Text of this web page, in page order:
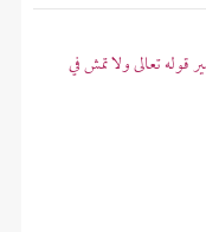
قوله تعالى ولا تمش في